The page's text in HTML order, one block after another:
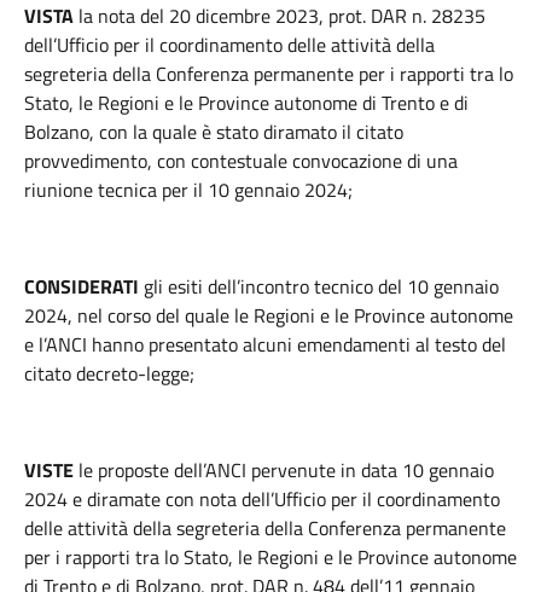
VISTA la nota del 20 dicembre 2023, prot. DAR n. 28235
dell’Ufficio per il coordinamento delle attività della
segreteria della Conferenza permanente per i rapporti tra lo
Stato, le Regioni e le Province autonome di Trento e di
Bolzano, con la quale è stato diramato il citato
provvedimento, con contestuale convocazione di una
riunione tecnica per il 10 gennaio 2024;
CONSIDERATI gli esiti dell’incontro tecnico del 10 gennaio
2024, nel corso del quale le Regioni e le Province autonome
e l’ANCI hanno presentato alcuni emendamenti al testo del
citato decreto-legge;
VISTE le proposte dell’ANCI pervenute in data 10 gennaio
2024 e diramate con nota dell’Ufficio per il coordinamento
delle attività della segreteria della Conferenza permanente
per i rapporti tra lo Stato, le Regioni e le Province autonome
di Trento e di Bolzano, prot. DAR n. 484 dell’11 gennaio